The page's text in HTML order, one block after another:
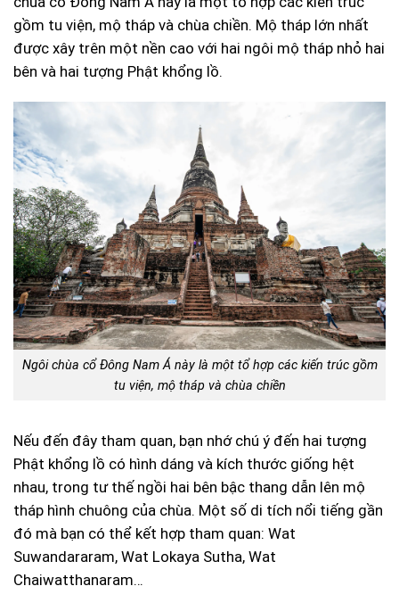
gồm tu viện, mộ tháp và chùa chiền. Mộ tháp lớn nhất
được xây trên một nền cao với hai ngôi mộ tháp nhỏ hai
bên và hai tượng Phật khổng lồ.
Ngôi chùa cổ Đông Nam Á này là một tổ hợp các kiến trúc gồm
tu viện, mộ tháp và chùa chiền
Nếu đến đây tham quan, bạn nhớ chú ý đến hai tượng
Phật khổng lồ có hình dáng và kích thước giống hệt
nhau, trong tư thế ngồi hai bên bậc thang dẫn lên mộ
tháp hình chuông của chùa. Một số di tích nổi tiếng gần
đó mà bạn có thể kết hợp tham quan: Wat
Suwandararam, Wat Lokaya Sutha, Wat
Chaiwatthanaram…